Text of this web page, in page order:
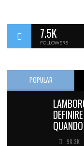
7.5K
FOLLOWERS
POPULAR
98.3K